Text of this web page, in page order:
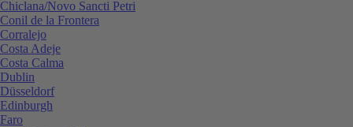
Chiclana/Novo Sancti Petri
Conil de la Frontera
Corralejo
Costa Adeje
Costa Calma
Dublin
Düsseldorf
Edinburgh
Faro